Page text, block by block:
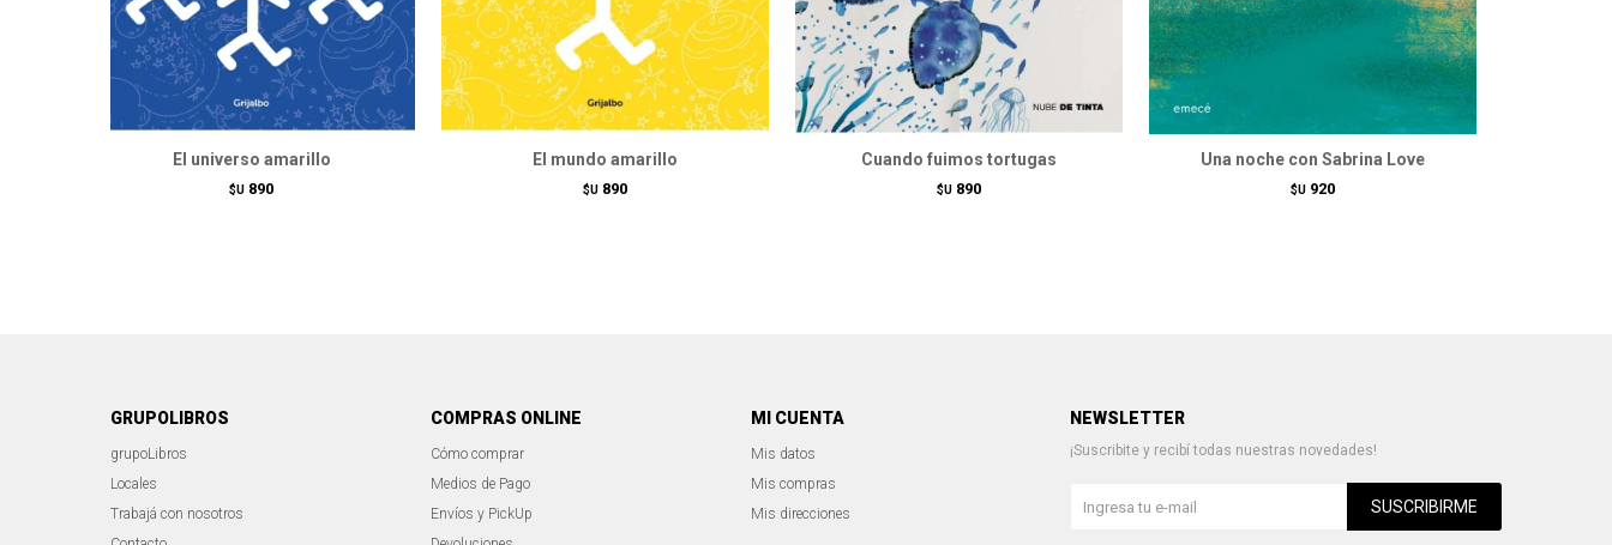
El universo amarillo
$U 890
El mundo amarillo
$U 890
Cuando fuimos tortugas
$U 890
Una noche con Sabrina Love
$U 920
GRUPOLIBROS
grupoLibros
Locales
Trabajá con nosotros
COMPRAS ONLINE
Cómo comprar
Medios de Pago
Envíos y PickUp
MI CUENTA
Mis datos
Mis compras
Mis direcciones
NEWSLETTER
¡Suscribite y recibí todas nuestras novedades!
SUSCRIBIRME